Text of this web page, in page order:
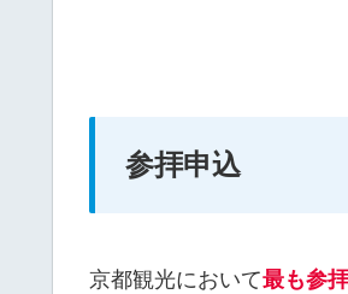
参拝申込
京都観光において最も参